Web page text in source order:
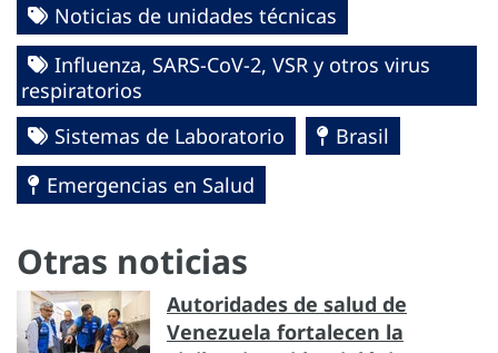
Noticias de unidades técnicas
Influenza, SARS-CoV-2, VSR y otros virus
respiratorios
Sistemas de Laboratorio
Brasil
Emergencias en Salud
Otras noticias
Autoridades de salud de
Venezuela fortalecen la